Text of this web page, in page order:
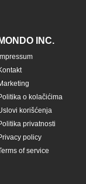
MONDO INC.
o kolačićima
korišćenja
privatnosti
policy
of service